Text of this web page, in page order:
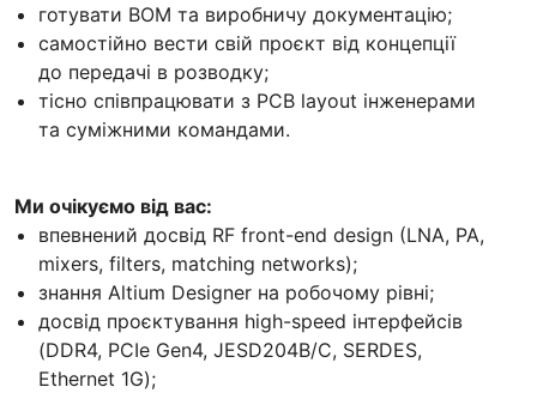
готувати BOM та виробничу документацію;
самостійно вести свій проєкт від концепції
до передачі в розводку;
тісно співпрацювати з PCB layout інженерами
та суміжними командами.
Ми очікуємо від вас:
впевнений досвід RF front-end design (LNA, PA,
mixers, filters, matching networks);
знання Altium Designer на робочому рівні;
досвід проєктування high-speed інтерфейсів
(DDR4, PCIe Gen4, JESD204B/C, SERDES,
Ethernet 1G);